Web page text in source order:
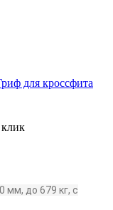
для кроссфита
мм, до 679 кг, с